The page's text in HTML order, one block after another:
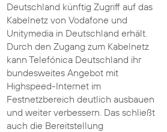
Deutschland künftig Zugriff auf das
Kabelnetz von Vodafone und
Unitymedia in Deutschland erhält.
Durch den Zugang zum Kabelnetz
kann Telefónica Deutschland ihr
bundesweites Angebot mit
Highspeed-Internet im
Festnetzbereich deutlich ausbauen
und weiter verbessern. Das schließt
auch die Bereitstellung